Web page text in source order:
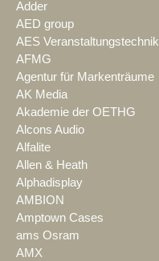
Adder
AED group
AES Veranstaltungstechnik
AFMG
Agentur für Markenträume
AK Media
Akademie der OETHG
Alcons Audio
Alfalite
Allen & Heath
Alphadisplay
AMBION
Amptown Cases
ams Osram
AMX